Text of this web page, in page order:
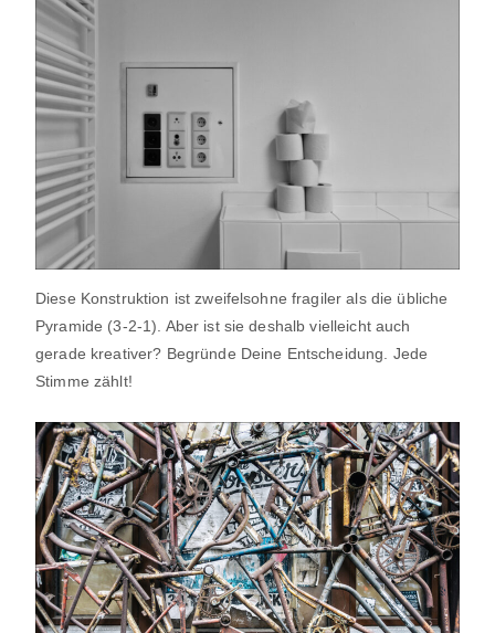
Diese Konstruktion ist zweifelsohne fragiler als die übliche
Pyramide (3-2-1). Aber ist sie deshalb vielleicht auch
gerade kreativer? Begründe Deine Entscheidung. Jede
Stimme zählt!